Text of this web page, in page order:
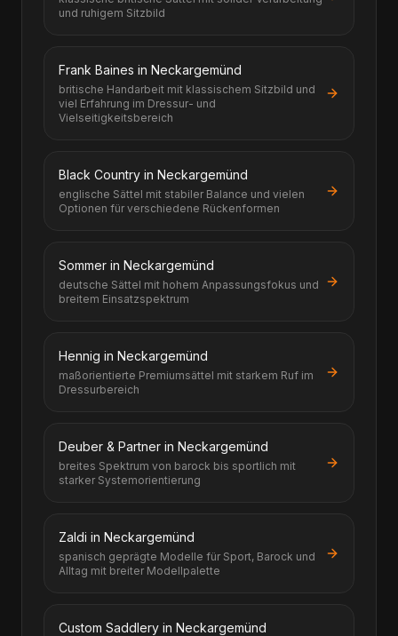
und ruhigem Sitzbild
Frank Baines in Neckargemünd
britische Handarbeit mit klassischem Sitzbild und
viel Erfahrung im Dressur- und
Vielseitigkeitsbereich
Black Country in Neckargemünd
englische Sättel mit stabiler Balance und vielen
Optionen für verschiedene Rückenformen
Sommer in Neckargemünd
deutsche Sättel mit hohem Anpassungsfokus und
breitem Einsatzspektrum
Hennig in Neckargemünd
maßorientierte Premiumsättel mit starkem Ruf im
Dressurbereich
Deuber & Partner in Neckargemünd
breites Spektrum von barock bis sportlich mit
starker Systemorientierung
Zaldi in Neckargemünd
spanisch geprägte Modelle für Sport, Barock und
Alltag mit breiter Modellpalette
Custom Saddlery in Neckargemünd